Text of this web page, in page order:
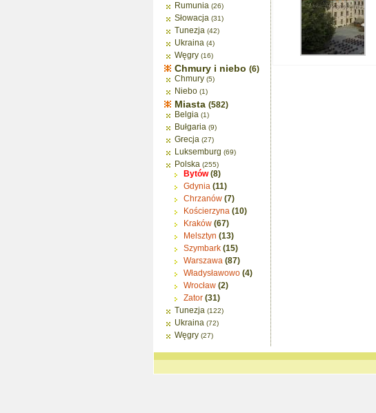
Rumunia (26)
Słowacja (31)
Tunezja (42)
Ukraina (4)
Węgry (16)
Chmury i niebo (6)
Chmury (5)
Niebo (1)
Miasta (582)
Belgia (1)
Bułgaria (9)
Grecja (27)
Luksemburg (69)
Polska (255)
Bytów(8)
Gdynia (11)
Chrzanów (7)
Kościerzyna (10)
Kraków (67)
Melsztyn (13)
Szymbark (15)
Warszawa (87)
Władysławowo (4)
Wrocław (2)
Zator (31)
Tunezja (122)
Ukraina (72)
Węgry (27)